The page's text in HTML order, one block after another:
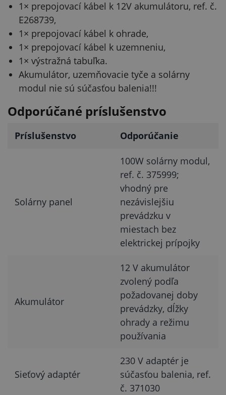
1× prepojovací kábel k 12V akumulátoru, ref. č.
E268739,
1× prepojovací kábel k ohrade,
1× prepojovací kábel k uzemneniu,
1× výstražná tabuľka.
Akumulátor, uzemňovacie tyče a solárny
modul nie sú súčasťou balenia!!!
Odporúčané príslušenstvo
Príslušenstvo Odporúčanie
Solárny panel
100W solárny modul,
ref. č. 375999;
vhodný pre
nezávislejšiu
prevádzku v
miestach bez
elektrickej prípojky
Akumulátor
12 V akumulátor
zvolený podľa
požadovanej doby
prevádzky, dĺžky
ohrady a režimu
používania
Sieťový adaptér
230 V adaptér je
súčasťou balenia, ref.
č. 371030